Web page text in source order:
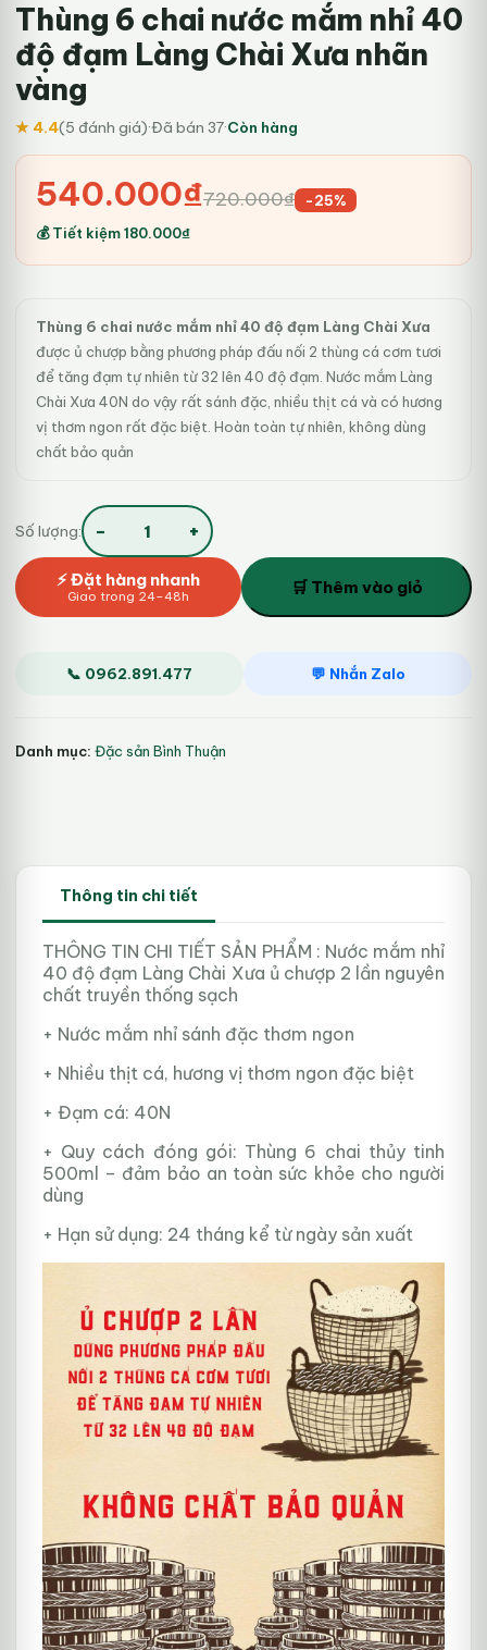
Thùng 6 chai nước mắm nhỉ 40
độ đạm Làng Chài Xưa nhãn
vàng
★ 4.4(5 đánh giá)·Đã bán 37·Còn hàng
720.000₫
Giá
gốc
là:
720.000₫.
540.000₫
Giá
hiện
tại
là:
540.000₫.
-25%
💰 Tiết kiệm180.000₫
Thùng 6 chai nước mắm nhỉ 40 độ đạm Làng Chài Xưa
được ủ chượp bằng phương pháp đấu nối 2 thùng cá cơm tươi
để tăng đạm tự nhiên từ 32 lên 40 độ đạm. Nước mắm Làng
Chài Xưa 40N do vậy rất sánh đặc, nhiều thịt cá và có hương
vị thơm ngon rất đặc biệt. Hoàn toàn tự nhiên, không dùng
chất bảo quản
Số lượng:Thùng
6
chai
nước
40
Chài
lượng
− +
🛒 Thêm vào giỏ
⚡ Đặt hàng nhanh
Giao trong 24–48h
📞 0962.891.477 💬 Nhắn Zalo
Danh mục: Đặc sản Bình Thuận
Thông tin chi tiết
THÔNG TIN CHI TIẾT SẢN PHẨM : Nước mắm nhỉ
40 độ đạm Làng Chài Xưa ủ chượp 2 lần nguyên
chất truyền thống sạch
+ Nước mắm nhỉ sánh đặc thơm ngon
+ Nhiều thịt cá, hương vị thơm ngon đặc biệt
+ Đạm cá: 40N
+ Quy cách đóng gói: Thùng 6 chai thủy tinh
500ml – đảm bảo an toàn sức khỏe cho người
dùng
+ Hạn sử dụng: 24 tháng kể từ ngày sản xuất